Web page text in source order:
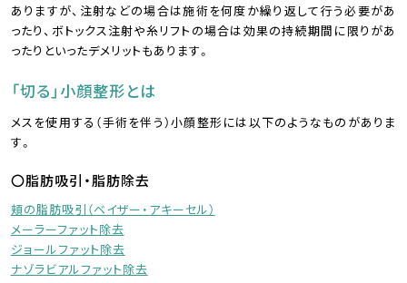
ありますが、注射などの場合は施術を何度か繰り返して行う必要があ
ったり、ボトックス注射や糸リフトの場合は効果の持続期間に限りがあ
ったりといったデメリットもあります。
「切る」小顔整形とは
メスを使用する（手術を伴う）小顔整形には以下のようなものがありま
す。
〇脂肪吸引・脂肪除去
頬の脂肪吸引（ベイザー・アキーセル）
メーラーファット除去
ジョールファット除去
ナゾラビアルファット除去